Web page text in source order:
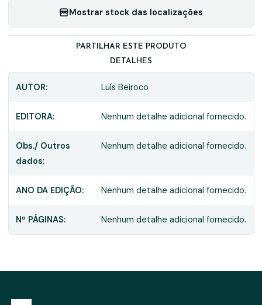
Mostrar stock das localizações
PARTILHAR ESTE PRODUTO
DETALHES
AUTOR: Luís Beiroco
EDITORA: Nenhum detalhe adicional fornecido.
Obs./ Outros
dados:
Nenhum detalhe adicional fornecido.
ANO DA EDIÇÃO: Nenhum detalhe adicional fornecido.
Nº PÁGINAS: Nenhum detalhe adicional fornecido.